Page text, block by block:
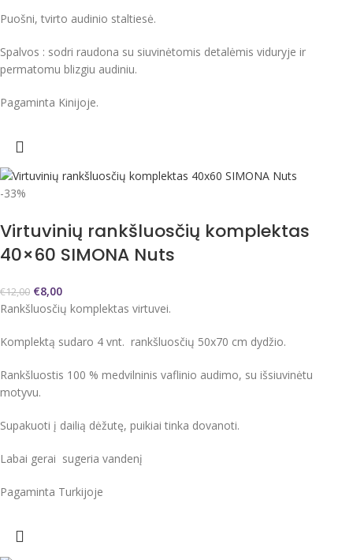
Puošni, tvirto audinio staltiesė.
Spalvos : sodri raudona su siuvinėtomis detalėmis viduryje ir
permatomu blizgiu audiniu.
Pagaminta Kinijoje.
-33%
Virtuvinių rankšluosčių komplektas
40×60 SIMONA Nuts
€12,00 €8,00
Rankšluosčių komplektas virtuvei.
Komplektą sudaro 4 vnt. rankšluosčių 50x70 cm dydžio.
Rankšluostis 100 % medvilninis vaflinio audimo, su išsiuvinėtu
motyvu.
Supakuoti į dailią dėžutę, puikiai tinka dovanoti.
Labai gerai sugeria vandenį
Pagaminta Turkijoje